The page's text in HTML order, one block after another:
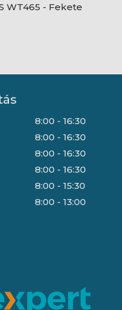
WT465 - Fekete
8:00 - 16:30
8:00 - 16:30
8:00 - 16:30
8:00 - 16:30
8:00 - 15:30
8:00 - 13:00